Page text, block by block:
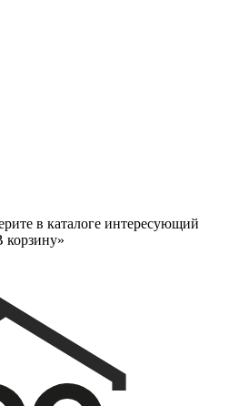
в каталоге интересующий
корзину»